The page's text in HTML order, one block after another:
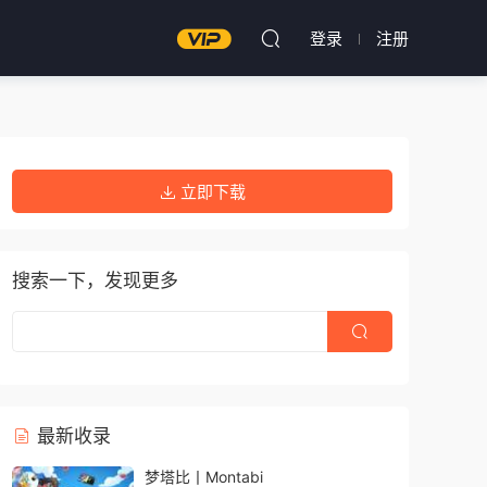
登录 注册
立即下载
搜索一下，发现更多
最新收录
梦塔比丨Montabi